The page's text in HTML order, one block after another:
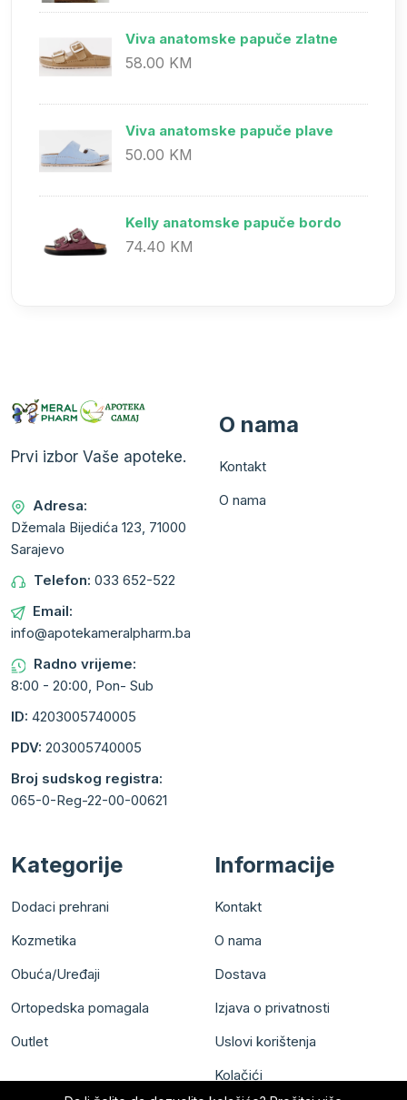
Viva anatomske papuče zlatne
58.00 KM
Viva anatomske papuče plave
50.00 KM
Kelly anatomske papuče bordo
74.40 KM
Prvi izbor Vaše apoteke.
Adresa:
Džemala Bijedića 123, 71000
Sarajevo
Telefon: 033 652-522
Email:
info@apotekameralpharm.ba
Radno vrijeme:
8:00 - 20:00, Pon- Sub
ID: 4203005740005
PDV: 203005740005
Broj sudskog registra:
065-0-Reg-22-00-00621
O nama
Kontakt
O nama
Kategorije
Dodaci prehrani
Kozmetika
Obuća/Uređaji
Ortopedska pomagala
Outlet
Informacije
Kontakt
O nama
Dostava
Izjava o privatnosti
Uslovi korištenja
Kolačići